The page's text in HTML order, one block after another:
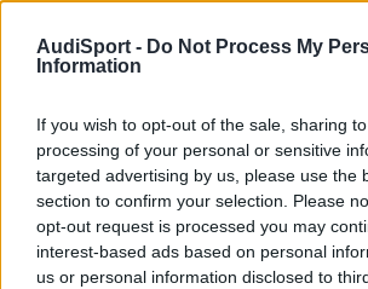
AudiSport - Do Not Process My
Information
If you wish to opt-out of the sale, sharing
processing of your personal or sensitive
targeted advertising by us, please use the
section to confirm your selection. Please
opt-out request is processed you may
interest-based ads based on personal
us or personal information disclosed to
susopampin
Publicado18 de Marzo del 2019
Hola, bienvenido a éste ya tu foro y espero
Club Rasel_peke.